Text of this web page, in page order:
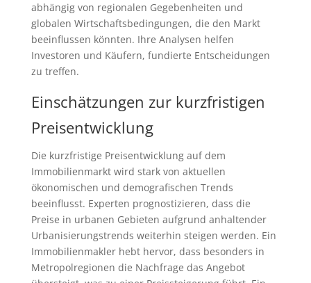
abhängig von regionalen Gegebenheiten und
globalen Wirtschaftsbedingungen, die den Markt
beeinflussen könnten. Ihre Analysen helfen
Investoren und Käufern, fundierte Entscheidungen
zu treffen.
Einschätzungen zur kurzfristigen
Preisentwicklung
Die kurzfristige Preisentwicklung auf dem
Immobilienmarkt wird stark von aktuellen
ökonomischen und demografischen Trends
beeinflusst. Experten prognostizieren, dass die
Preise in urbanen Gebieten aufgrund anhaltender
Urbanisierungstrends weiterhin steigen werden. Ein
Immobilienmakler hebt hervor, dass besonders in
Metropolregionen die Nachfrage das Angebot